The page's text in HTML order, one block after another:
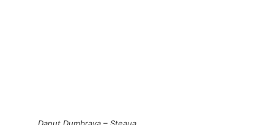
Danut Dumbrava – Steaua